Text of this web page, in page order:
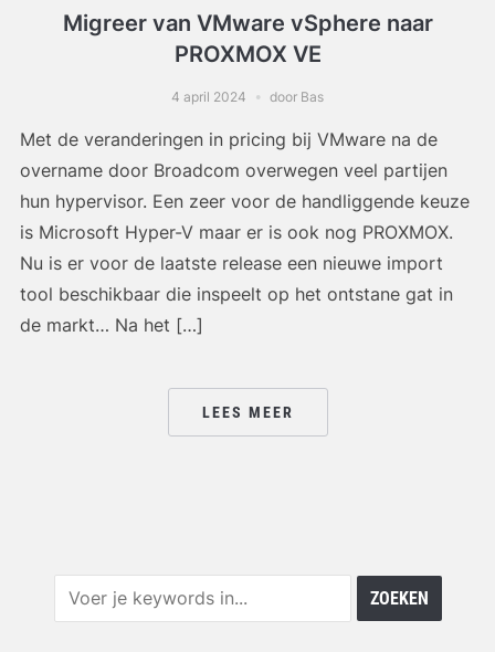
Migreer van VMware vSphere naar
PROXMOX VE
4 april 2024 door Bas
Met de veranderingen in pricing bij VMware na de
overname door Broadcom overwegen veel partijen
hun hypervisor. Een zeer voor de handliggende keuze
is Microsoft Hyper-V maar er is ook nog PROXMOX.
Nu is er voor de laatste release een nieuwe import
tool beschikbaar die inspeelt op het ontstane gat in
de markt… Na het […]
LEES MEER